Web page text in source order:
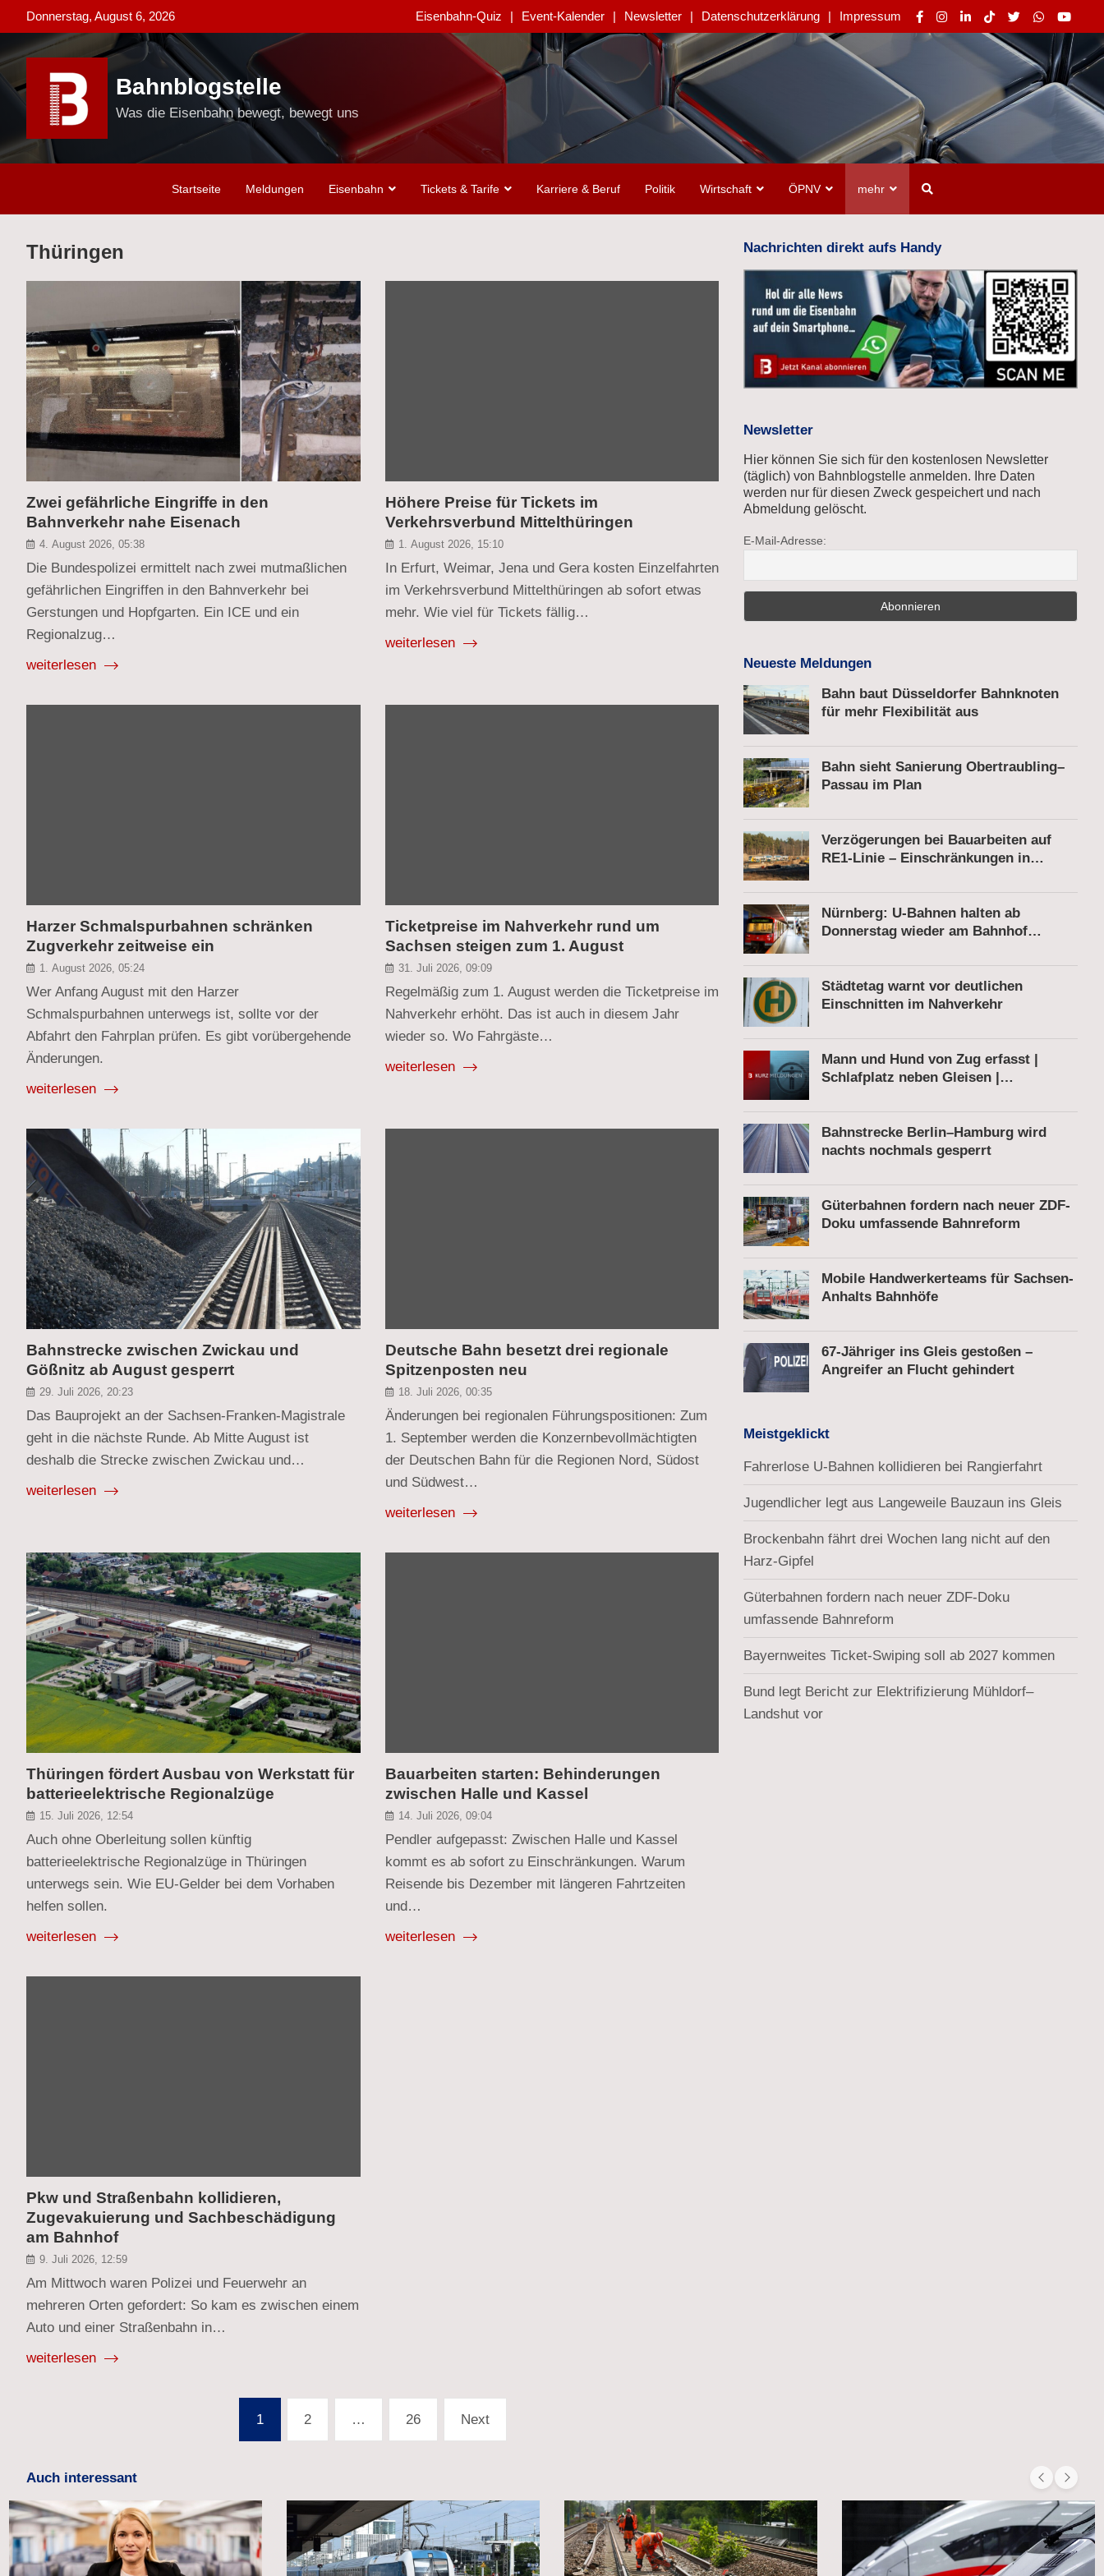
to
content
Donnerstag, August 6, 2026 Eisenbahn-Quiz Event-Kalender Newsletter Datenschutzerklärung Impressum
Bahnblogstelle
Was die Eisenbahn bewegt, bewegt uns
Startseite Meldungen Eisenbahn Tickets & Tarife Karriere & Beruf Politik Wirtschaft ÖPNV mehr
Thüringen
Zwei gefährliche Eingriffe in den
Bahnverkehr nahe Eisenach
4. August 2026, 05:38
Die Bundespolizei ermittelt nach zwei mutmaßlichen
gefährlichen Eingriffen in den Bahnverkehr bei
Gerstungen und Hopfgarten. Ein ICE und ein
Regionalzug…
weiterlesen
Höhere Preise für Tickets im
Verkehrsverbund Mittelthüringen
1. August 2026, 15:10
In Erfurt, Weimar, Jena und Gera kosten Einzelfahrten
im Verkehrsverbund Mittelthüringen ab sofort etwas
mehr. Wie viel für Tickets fällig…
weiterlesen
Harzer Schmalspurbahnen schränken
Zugverkehr zeitweise ein
1. August 2026, 05:24
Wer Anfang August mit den Harzer
Schmalspurbahnen unterwegs ist, sollte vor der
Abfahrt den Fahrplan prüfen. Es gibt vorübergehende
Änderungen.
weiterlesen
Ticketpreise im Nahverkehr rund um
Sachsen steigen zum 1. August
31. Juli 2026, 09:09
Regelmäßig zum 1. August werden die Ticketpreise im
Nahverkehr erhöht. Das ist auch in diesem Jahr
wieder so. Wo Fahrgäste…
weiterlesen
Bahnstrecke zwischen Zwickau und
Gößnitz ab August gesperrt
29. Juli 2026, 20:23
Das Bauprojekt an der Sachsen-Franken-Magistrale
geht in die nächste Runde. Ab Mitte August ist
deshalb die Strecke zwischen Zwickau und…
weiterlesen
Deutsche Bahn besetzt drei regionale
Spitzenposten neu
18. Juli 2026, 00:35
Änderungen bei regionalen Führungspositionen: Zum
1. September werden die Konzernbevollmächtigten
der Deutschen Bahn für die Regionen Nord, Südost
und Südwest…
weiterlesen
Thüringen fördert Ausbau von Werkstatt für
batterieelektrische Regionalzüge
15. Juli 2026, 12:54
Auch ohne Oberleitung sollen künftig
batterieelektrische Regionalzüge in Thüringen
unterwegs sein. Wie EU-Gelder bei dem Vorhaben
helfen sollen.
weiterlesen
Bauarbeiten starten: Behinderungen
zwischen Halle und Kassel
14. Juli 2026, 09:04
Pendler aufgepasst: Zwischen Halle und Kassel
kommt es ab sofort zu Einschränkungen. Warum
Reisende bis Dezember mit längeren Fahrtzeiten
und…
weiterlesen
Pkw und Straßenbahn kollidieren,
Zugevakuierung und Sachbeschädigung
am Bahnhof
9. Juli 2026, 12:59
Am Mittwoch waren Polizei und Feuerwehr an
mehreren Orten gefordert: So kam es zwischen einem
Auto und einer Straßenbahn in…
weiterlesen
Seitennummerierung
Beiträge
1 2 … 26 Next
Nachrichten direkt aufs Handy
Newsletter
Hier können Sie sich für den kostenlosen Newsletter
(täglich) von Bahnblogstelle anmelden. Ihre Daten
werden nur für diesen Zweck gespeichert und nach
Abmeldung gelöscht.
E-Mail-Adresse:
Neueste Meldungen
Bahn baut Düsseldorfer Bahnknoten
für mehr Flexibilität aus
Bahn sieht Sanierung Obertraubling–
Passau im Plan
Verzögerungen bei Bauarbeiten auf
RE1-Linie – Einschränkungen in
Nürnberg: U-Bahnen halten ab
Donnerstag wieder am Bahnhof
Städtetag warnt vor deutlichen
Einschnitten im Nahverkehr
Mann und Hund von Zug erfasst |
Schlafplatz neben Gleisen |
Fußgänger
Bahnstrecke Berlin–Hamburg wird
nachts nochmals gesperrt
Güterbahnen fordern nach neuer ZDF-
Doku umfassende Bahnreform
Mobile Handwerkerteams für Sachsen-
Anhalts Bahnhöfe
67-Jähriger ins Gleis gestoßen –
Angreifer an Flucht gehindert
Meistgeklickt
Fahrerlose U-Bahnen kollidieren bei Rangierfahrt
Jugendlicher legt aus Langeweile Bauzaun ins Gleis
Brockenbahn fährt drei Wochen lang nicht auf den
Harz-Gipfel
Güterbahnen fordern nach neuer ZDF-Doku
umfassende Bahnreform
Bayernweites Ticket-Swiping soll ab 2027 kommen
Bund legt Bericht zur Elektrifizierung Mühldorf–
Landshut vor
Auch interessant